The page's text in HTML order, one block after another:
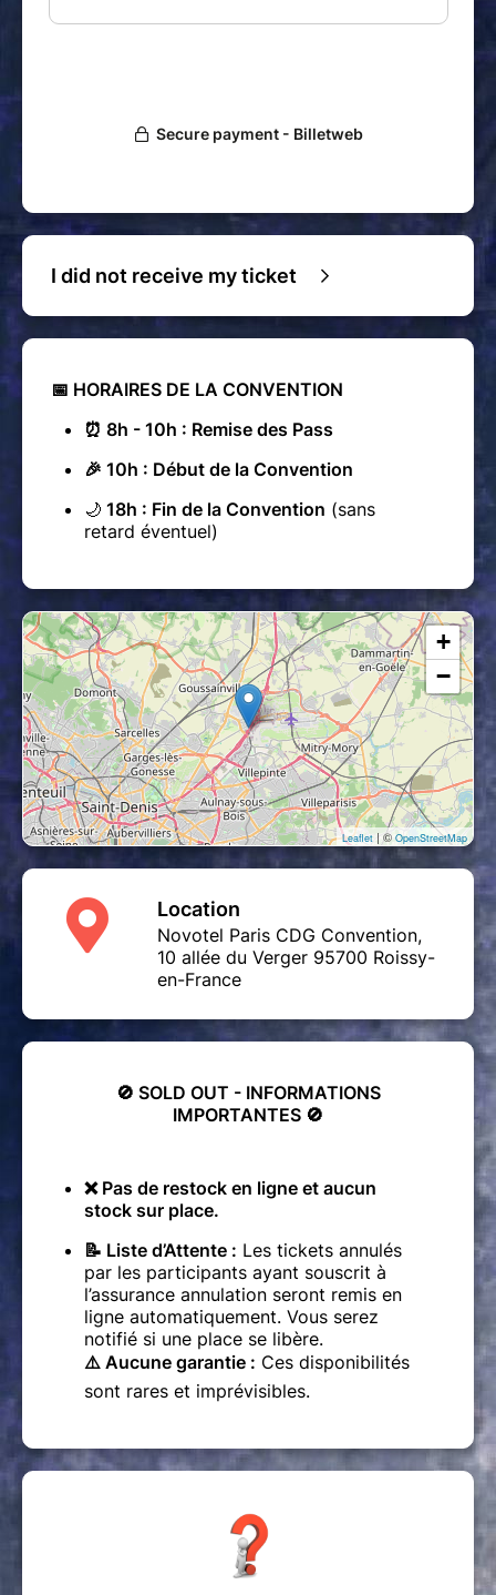
I did not receive my ticket
📅 HORAIRES DE LA CONVENTION
⏰ 8h - 10h : Remise des Pass
🎉 10h : Début de la Convention
🌙 18h : Fin de la Convention (sans
retard éventuel)
+
−
Leaflet | © OpenStreetMap
Location
Novotel Paris CDG Convention,
10 allée du Verger 95700 Roissy-
en-France
🚫 SOLD OUT - INFORMATIONS
IMPORTANTES 🚫
❌ Pas de restock en ligne et aucun
stock sur place.
📝 Liste d’Attente : Les tickets annulés
par les participants ayant souscrit à
l’assurance annulation seront remis en
ligne automatiquement. Vous serez
notifié si une place se libère.
⚠️ Aucune garantie : Ces disponibilités
sont rares et imprévisibles.